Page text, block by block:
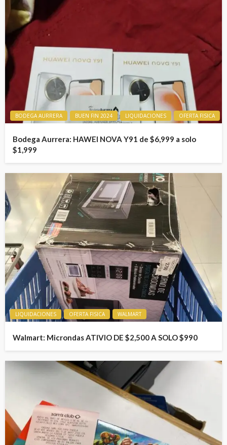
BODEGA AURRERA BUEN FIN 2024 LIQUIDACIONES OFERTA FISICA
Bodega Aurrera: HAWEI NOVA Y91 de $6,999 a solo
$1,999
LIQUIDACIONES OFERTA FISICA WALMART
Walmart: Microndas ATIVIO DE $2,500 A SOLO $990